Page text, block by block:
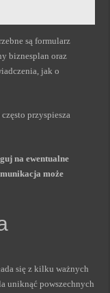
są formularz
biznesplan oraz
jak o
przyspiesza
na ewentualne
może
się z kilku ważnych
uniknąć powszechnych